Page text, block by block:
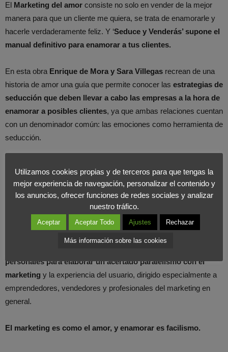
El Marketing del amor consiste no solo en vender de la mejor
manera para que un cliente me quiera, se trata de enamorarle y
hacerle verdaderamente feliz. Y ‘Seduce y Venderás’ supone el
manual definitivo para enamorar a tus clientes.
En esta obra Enrique de Mora y Sara Villegas recrean de una
historia de amor una guía que permite conocer las estrategias de
seducción que deben llevar a cabo las empresas a la hora de
enamorar a posibles clientes, ya que ambas relaciones cuentan
con un denominador común: las emociones como herramienta de
seducción.
Tanto en las decisiones de compra como en la fidelidad a un
producto o marca, según los autores, el cerebro experimenta las
mismas sensaciones y genera los mismos neurotransmisores,
hormonas o componentes químicos que cuando dos personas se
enamoran.
personales para elaborar un acertado paralelismo con el
marketing y la experiencia del usuario, dirigido especialmente a
emprendedores, vendedores y profesionales del marketing en
general.
El marketing es como el amor, y enamorar es facilismo.
Utilizamos cookies propias y de terceros para que tengas la
mejor experiencia de navegación, personalizar el contenido y
los anuncios, ofrecer funciones de redes sociales y analizar
nuestro tráfico.
Aceptar Aceptar Todo Ajustes Rechazar
Más información sobre las cookies